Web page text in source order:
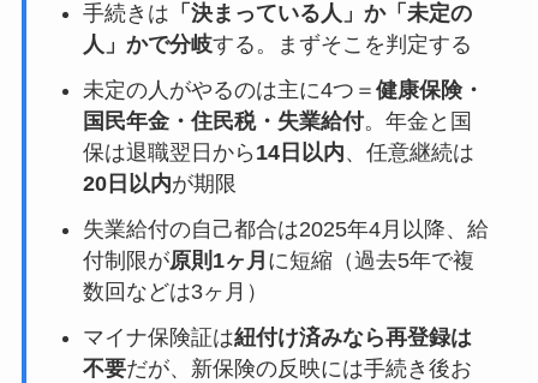
手続きは 「決まっている人」か「未定の
人」かで分岐する。まずそこを判定する
未定の人がやるのは主に4つ＝ 健康保険・
国民年金・住民税・失業給付。年金と国
保は退職翌日から 14日以内、任意継続は
20日以内が期限
失業給付の自己都合は2025年4月以降、給
付制限が原則1ヶ月 に短縮（過去5年で複
数回などは3ヶ月）
マイナ保険証は紐付け済みなら再登録は
不要だが、新保険の反映には手続き後お